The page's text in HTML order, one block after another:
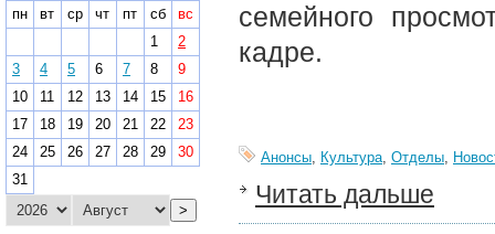
семейного
кадре.
Анонсы, Культура, Отделы,
Читать дальше
пн
вт ср чт пт сб
вс
1
2
3
4 5 6 7 8
9
10
11 12 13 14 15
16
17
18 19 20 21 22
23
24
25 26 27 28 29
30
31
>